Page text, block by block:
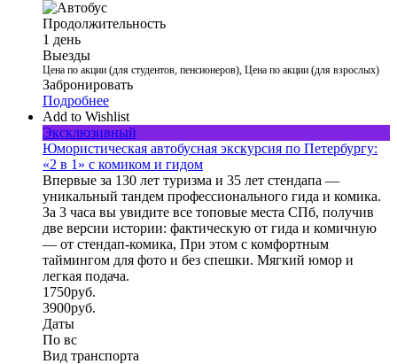
Продолжительность
1 день
Выезды
Цена по акции (для студентов, пенсионеров), Цена по акции (для взрослых)
Забронировать
Подробнее
Add to Wishlist
Эксклюзивный
Юмористическая автобусная экскурсия по Петербургу:
«2 в 1» с комиком и гидом
Впервые за 130 лет туризма и 35 лет стендапа —
уникальный тандем профессионального гида и комика.
За 3 часа вы увидите все топовые места СПб, получив
две версии истории: фактическую от гида и комичную
— от стендап-комика, При этом с комфортным
таймингом для фото и без спешки. Мягкий юмор и
легкая подача.
1750руб.
3900руб.
Даты
По вс
Вид транспорта